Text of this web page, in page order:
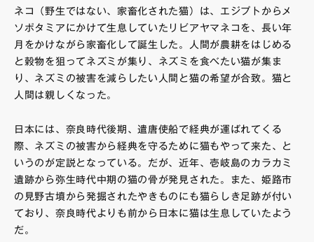
ネコ（野生ではない、家畜化された猫）は、エジプトからメ
ソポタミアにかけて生息していたリビアヤマネコを、長い年
月をかけながら家畜化して誕生した。人間が農耕をはじめる
と穀物を狙ってネズミが集り、ネズミを食べたい猫が集ま
り、ネズミの被害を減らしたい人間と猫の希望が合致。猫と
人間は親しくなった。
日本には、奈良時代後期、遣唐使船で経典が運ばれてくる
際、ネズミの被害から経典を守るために猫もやって来た、と
いうのが定説となっている。だが、近年、壱岐島のカラカミ
遺跡から弥生時代中期の猫の骨が発見された。また、姫路市
の見野古墳から発掘されたやきものにも猫らしき足跡が付い
ており、奈良時代よりも前から日本に猫は生息していたよう
だ。